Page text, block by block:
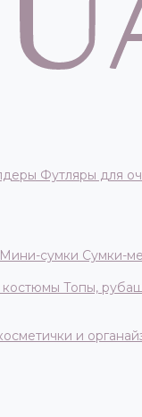
Футляры для
Мини-сумки Сумки-
костюмы Топы,
и